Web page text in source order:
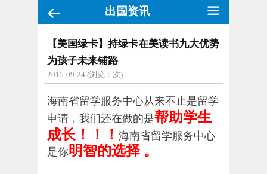
出国资讯
【美国绿卡】持绿卡在美读书九大优势
为孩子未来铺路
2015-09-24 (浏览： 次)
海南省留学服务中心从来不止是留学
申请，我们还在做的是帮助学生
成长！！！ 海南省留学服务中心
是你明智的选择 。